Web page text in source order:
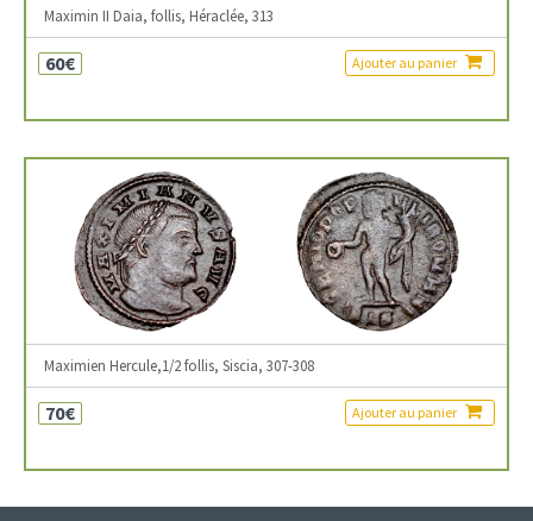
Maximin II Daia, follis, Héraclée, 313
60€ Ajouter au panier
Maximien Hercule,1/2 follis, Siscia, 307-308
70€ Ajouter au panier